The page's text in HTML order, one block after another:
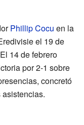
Phillip Cocu en la
el 19 de
14 de febrero
por 2-1 sobre
concretó